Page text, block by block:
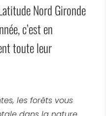
Nord Gironde
c’est en
toute leur
les forêts vous